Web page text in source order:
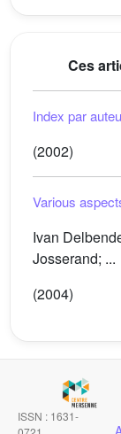
Ces
Index par
(2002)
Various
Ivan
Josserand; ...
(2004)
ISSN : 1631-